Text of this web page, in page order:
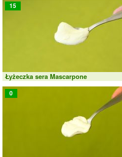
15
Łyżeczka sera Mascarpone
0